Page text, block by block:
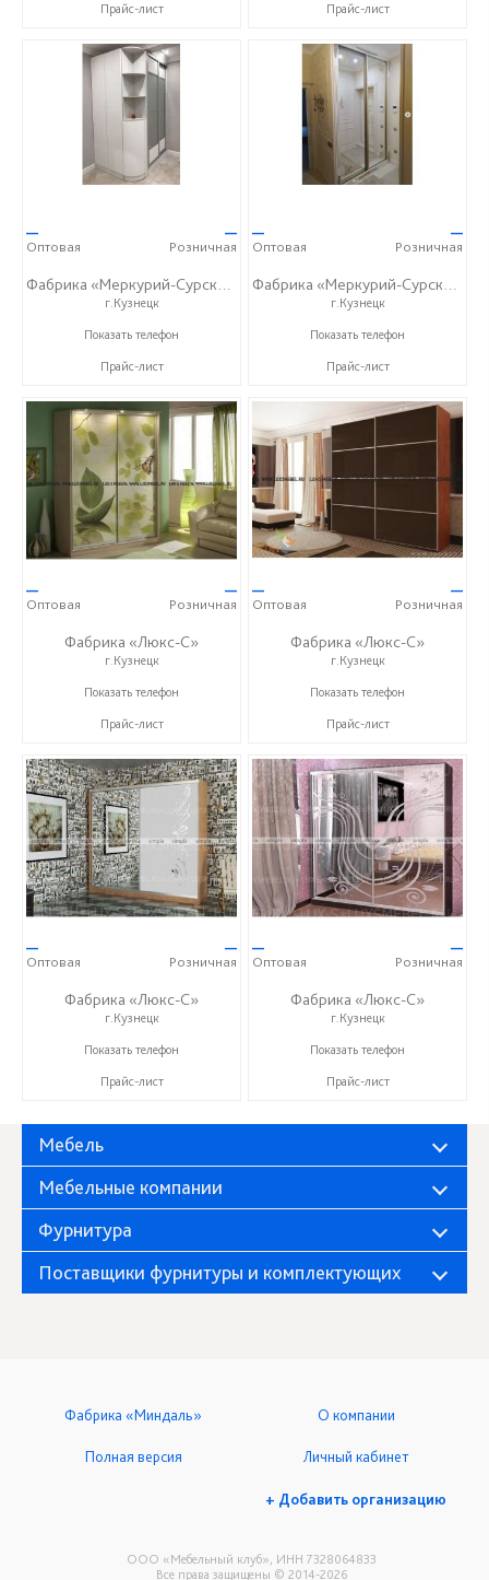
Прайс-лист Прайс-лист
—
Оптовая
—
Розничная
Фабрика «Меркурий-Сурский»
г.Кузнецк
+7 (8415) 73-05-06
Показать телефон
Прайс-лист
—
Оптовая
—
Розничная
Фабрика «Меркурий-Сурский»
г.Кузнецк
+7 (8415) 73-05-06
Показать телефон
Прайс-лист
—
Оптовая
—
Розничная
Фабрика «Люкс-С»
г.Кузнецк
+ 7 (999) 748-11-11
Показать телефон
Прайс-лист
—
Оптовая
—
Розничная
Фабрика «Люкс-С»
г.Кузнецк
+ 7 (999) 748-11-11
Показать телефон
Прайс-лист
—
Оптовая
—
Розничная
Фабрика «Люкс-С»
г.Кузнецк
+ 7 (999) 748-11-11
Показать телефон
Прайс-лист
—
Оптовая
—
Розничная
Фабрика «Люкс-С»
г.Кузнецк
+ 7 (999) 748-11-11
Показать телефон
Прайс-лист
Мебель
Мебельные компании
Фурнитура
Поставщики фурнитуры и комплектующих
ООО «Мебельный клуб», ИНН 7328064833
Все права защищены © 2014-2026
Фабрика «Миндаль» О компании
Полная версия Личный кабинет
+ Добавить организацию